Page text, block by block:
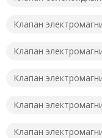
Клапан
Клапан
Клапан
Клапан
Клапан